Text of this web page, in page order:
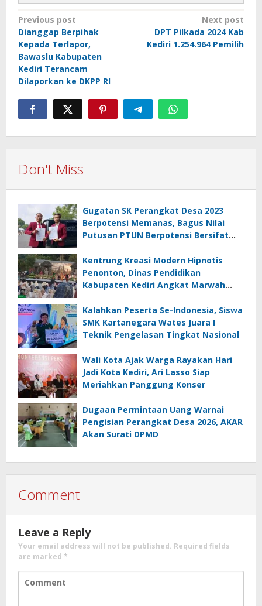
Post
navigation
Previous post
Dianggap Berpihak
Kepada Terlapor,
Bawaslu Kabupaten
Kediri Terancam
Dilaporkan ke DKPP RI
Next post
DPT Pilkada 2024 Kab
Kediri 1.254.964 Pemilih
Don't Miss
Gugatan SK Perangkat Desa 2023
Berpotensi Memanas, Bagus Nilai
Putusan PTUN Berpotensi Bersifat
Kentrung Kreasi Modern Hipnotis
Penonton, Dinas Pendidikan
Kabupaten Kediri Angkat Marwah
Kalahkan Peserta Se-Indonesia, Siswa
SMK Kartanegara Wates Juara I
Teknik Pengelasan Tingkat Nasional
Wali Kota Ajak Warga Rayakan Hari
Jadi Kota Kediri, Ari Lasso Siap
Meriahkan Panggung Konser
Dugaan Permintaan Uang Warnai
Pengisian Perangkat Desa 2026, AKAR
Akan Surati DPMD
Comment
Leave a Reply
Your email address will not be published. Required fields
are marked *